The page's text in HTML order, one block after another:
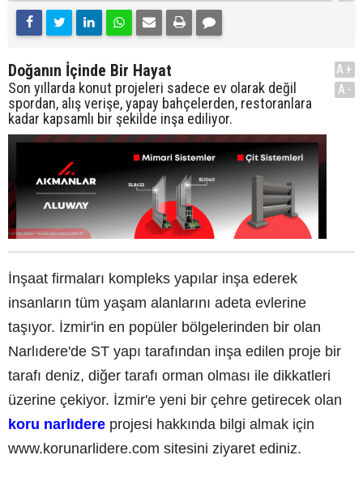
Doğanın İçinde Bir Hayat
Son yıllarda konut projeleri sadece ev olarak değil
spordan, alış verişe, yapay bahçelerden, restoranlara
kadar kapsamlı bir şekilde inşa ediliyor.
A+
A-
İnşaat firmaları kompleks yapılar inşa ederek
insanların tüm yaşam alanlarını adeta evlerine
taşıyor. İzmir'in en popüler bölgelerinden bir olan
Narlıdere'de ST yapı tarafından inşa edilen proje bir
tarafı deniz, diğer tarafı orman olması ile dikkatleri
üzerine çekiyor. İzmir'e yeni bir çehre getirecek olan
koru narlıdere projesi hakkında bilgi almak için
www.korunarlidere.com sitesini ziyaret ediniz.